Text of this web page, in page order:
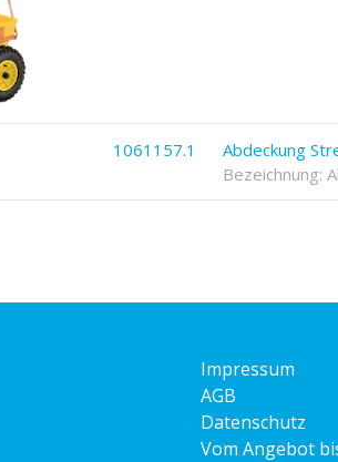
1061157.1
Abdeckung
Bezeichnung:
Impressum
AGB
Datenschutz
Vom Angebot